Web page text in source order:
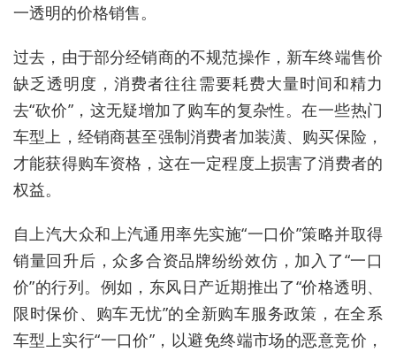
一透明的价格销售。
过去，由于部分经销商的不规范操作，新车终端售价
缺乏透明度，消费者往往需要耗费大量时间和精力
去“砍价”，这无疑增加了购车的复杂性。在一些热门
车型上，经销商甚至强制消费者加装潢、购买保险，
才能获得购车资格，这在一定程度上损害了消费者的
权益。
自上汽大众和上汽通用率先实施“一口价”策略并取得
销量回升后，众多合资品牌纷纷效仿，加入了“一口
价”的行列。例如，东风日产近期推出了“价格透明、
限时保价、购车无忧”的全新购车服务政策，在全系
车型上实行“一口价”，以避免终端市场的恶意竞价，